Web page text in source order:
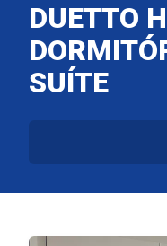
DUETTO
SUÍTE